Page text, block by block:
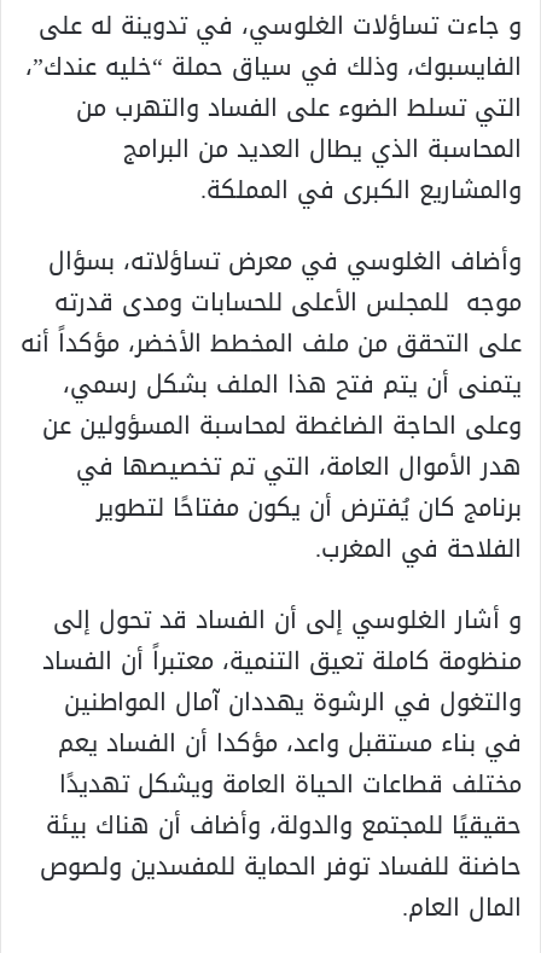
و جاءت تساؤلات الغلوسي، في تدوينة له على
الفايسبوك، وذلك في سياق حملة “خليه عندك”،
التي تسلط الضوء على الفساد والتهرب من
المحاسبة الذي يطال العديد من البرامج
والمشاريع الكبرى في المملكة.
وأضاف الغلوسي في معرض تساؤلاته، بسؤال
موجه للمجلس الأعلى للحسابات ومدى قدرته
على التحقق من ملف المخطط الأخضر، مؤكداً أنه
يتمنى أن يتم فتح هذا الملف بشكل رسمي،
وعلى الحاجة الضاغطة لمحاسبة المسؤولين عن
هدر الأموال العامة، التي تم تخصيصها في
برنامج كان يُفترض أن يكون مفتاحًا لتطوير
الفلاحة في المغرب.
و أشار الغلوسي إلى أن الفساد قد تحول إلى
منظومة كاملة تعيق التنمية، معتبراً أن الفساد
والتغول في الرشوة يهددان آمال المواطنين
في بناء مستقبل واعد، مؤكدا أن الفساد يعم
مختلف قطاعات الحياة العامة ويشكل تهديدًا
حقيقيًا للمجتمع والدولة، وأضاف أن هناك بيئة
حاضنة للفساد توفر الحماية للمفسدين ولصوص
المال العام.